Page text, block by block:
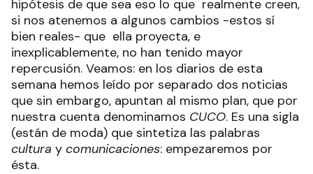
hipótesis de que sea eso lo que realmente creen,
si nos atenemos a algunos cambios -estos sí
bien reales- que ella proyecta, e
inexplicablemente, no han tenido mayor
repercusión. Veamos: en los diarios de esta
semana hemos leído por separado dos noticias
que sin embargo, apuntan al mismo plan, que por
nuestra cuenta denominamos CUCO. Es una sigla
(están de moda) que sintetiza las palabras
cultura y comunicaciones: empezaremos por
ésta.